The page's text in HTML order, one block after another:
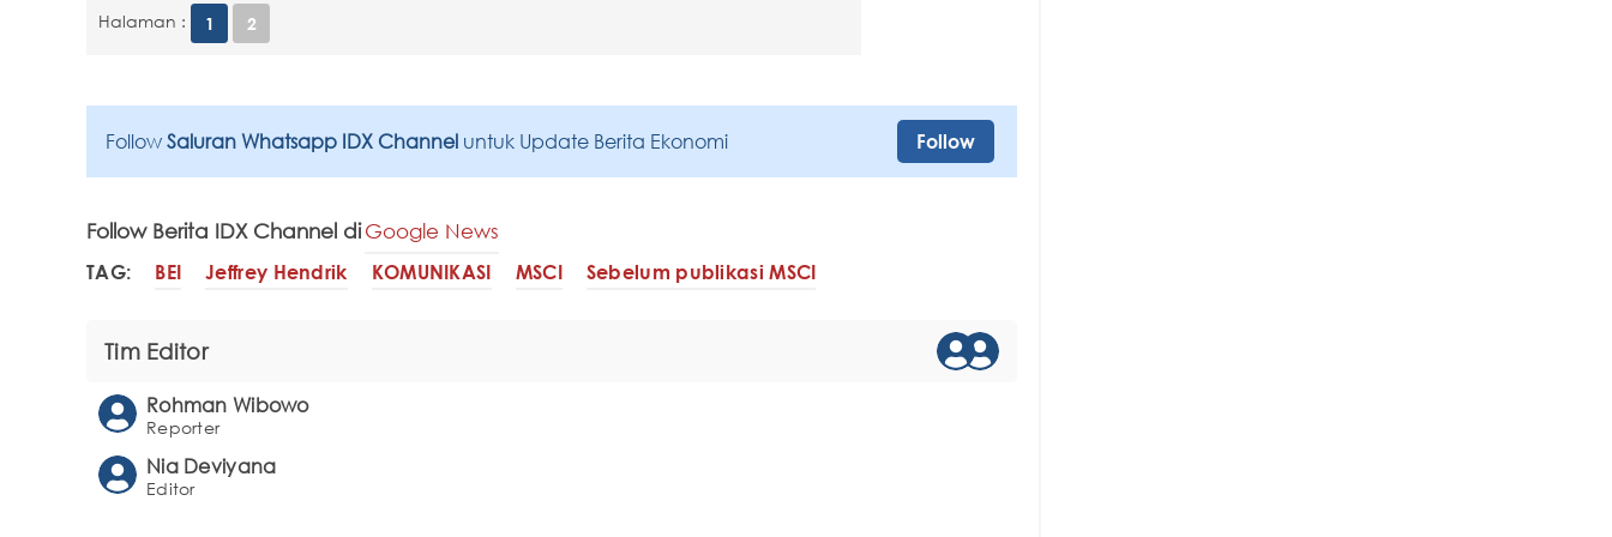
Halaman : 1 2
Follow Saluran Whatsapp IDX Channel untuk Update Berita Ekonomi Follow
Follow Berita IDX Channel diGoogle News
TAG: BEI Jeffrey Hendrik KOMUNIKASI MSCI Sebelum publikasi MSCI
Tim Editor
Rohman Wibowo
Reporter
Nia Deviyana
Editor